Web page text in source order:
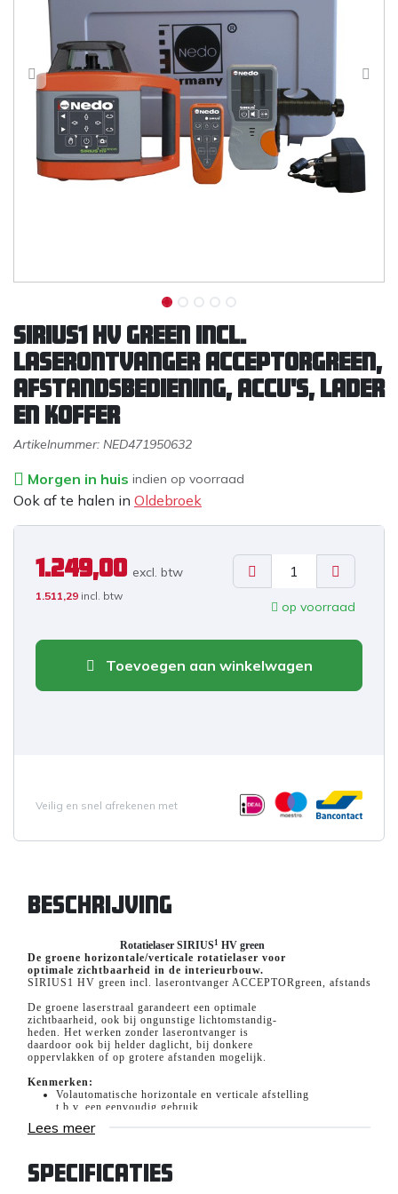
SIRIUS1 HV green incl.
laserontvanger ACCEPTORgreen,
afstandsbediening, accu's, lader
en koffer
Artikelnummer: NED471950632
Morgen in huis indien op voorraad
Ook af te halen in Oldebroek
1.249,00 excl. btw
1.511,29 incl. btw
op voorraad
Toevoegen aan winkelwagen
Veilig en snel afrekenen met
Beschrijving
Rotatielaser SIRIUS1 HV green
De groene horizontale/verticale rotatielaser voor
optimale zichtbaarheid in de interieurbouw.
SIRIUS1 HV green incl. laserontvanger ACCEPTORgreen,
De groene laserstraal garandeert een optimale
zichtbaarheid, ook bij ongunstige lichtomstandig-
heden. Het werken zonder laserontvanger is
daardoor ook bij helder daglicht, bij donkere
oppervlakken of op grotere afstanden mogelijk.
Kenmerken:
Volautomatische horizontale en verticale afstelling
t.b.v. een eenvoudig gebruik
voor optimale zichtbaarheid ook
sterke trillingen. Hoogtefouten worden
daardoor voorkomen
Lees meer
Specificaties